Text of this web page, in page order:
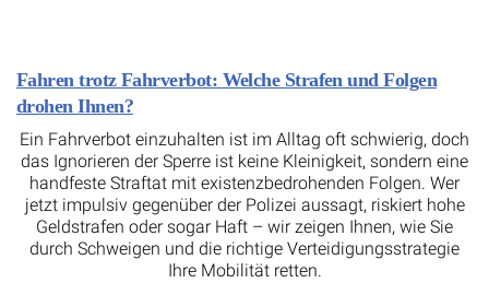
Fahren trotz Fahrverbot: Welche Strafen und Folgen
drohen Ihnen?
Ein Fahrverbot einzuhalten ist im Alltag oft schwierig, doch
das Ignorieren der Sperre ist keine Kleinigkeit, sondern eine
handfeste Straftat mit existenzbedrohenden Folgen. Wer
jetzt impulsiv gegenüber der Polizei aussagt, riskiert hohe
Geldstrafen oder sogar Haft – wir zeigen Ihnen, wie Sie
durch Schweigen und die richtige Verteidigungsstrategie
Ihre Mobilität retten.